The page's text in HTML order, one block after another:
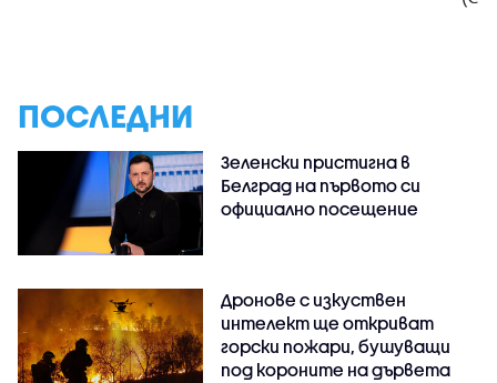
ПОСЛЕДНИ
Зеленски пристигна в
Белград на първото си
официално посещение
Дронове с изкуствен
интелект ще откриват
горски пожари, бушуващи
под короните на дървета